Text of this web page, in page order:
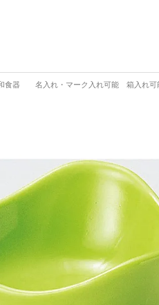
食器 名入れ・マーク入れ可能 箱入れ可